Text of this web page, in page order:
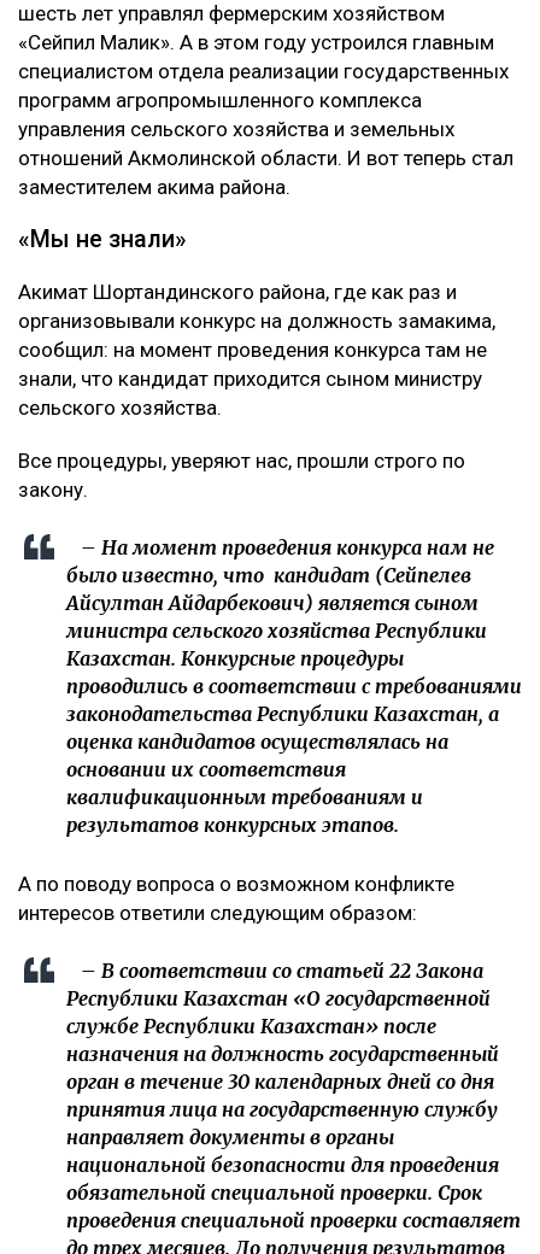
шесть лет управлял фермерским хозяйством
«Сейпил Малик». А в этом году устроился главным
специалистом отдела реализации государственных
программ агропромышленного комплекса
управления сельского хозяйства и земельных
отношений Акмолинской области. И вот теперь стал
заместителем акима района.
«Мы не знали»
Акимат Шортандинского района, где как раз и
организовывали конкурс на должность замакима,
сообщил: на момент проведения конкурса там не
знали, что кандидат приходится сыном министру
сельского хозяйства.
Все процедуры, уверяют нас, прошли строго по
закону.
– На момент проведения конкурса нам не
было известно, что кандидат (Сейпелев
Айсултан Айдарбекович) является сыном
министра сельского хозяйства Республики
Казахстан. Конкурсные процедуры
проводились в соответствии с требованиями
законодательства Республики Казахстан, а
оценка кандидатов осуществлялась на
основании их соответствия
квалификационным требованиям и
результатов конкурсных этапов.
А по поводу вопроса о возможном конфликте
интересов ответили следующим образом:
– В соответствии со статьей 22 Закона
Республики Казахстан «О государственной
службе Республики Казахстан» после
назначения на должность государственный
орган в течение 30 календарных дней со дня
принятия лица на государственную службу
направляет документы в органы
национальной безопасности для проведения
обязательной специальной проверки. Срок
проведения специальной проверки составляет
до трех месяцев. До получения результатов